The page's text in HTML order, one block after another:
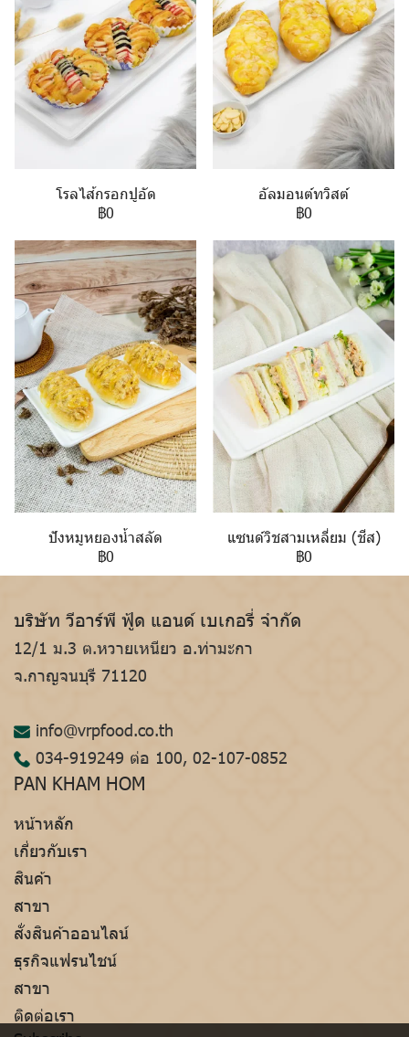
โรลไส้กรอกปูอัด
฿0
อัลมอนต์ทวิสต์
฿0
ปังหมูหยองน้ำสลัด
฿0
แซนด์วิชสามเหลี่ยม (ชีส)
฿0
บริษัท วีอาร์พี ฟู้ด แอนด์ เบเกอรี่ จำกัด
12/1 ม.3 ต.หวายเหนียว อ.ท่ามะกา
จ.กาญจนบุรี 71120
info@vrpfood.co.th
034-919249 ต่อ 100, 02-107-0852
PAN KHAM HOM
หน้าหลัก
เกี่ยวกับเรา
สินค้า
สาขา
สั่งสินค้าออนไลน์
ธุรกิจแฟรนไชน์
สาขา
ติดต่อเรา